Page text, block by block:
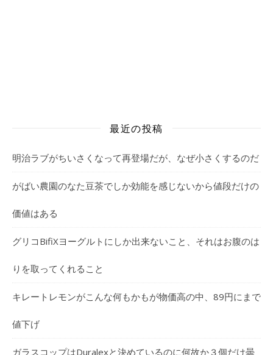
最近の投稿
明治ラブがちいさくなって再登場だが、なぜ小さくするのだ
がばい農園のなた豆茶でしか効能を感じないから値段だけの
価値はある
グリコBifiXヨーグルトにしか出来ないこと、それはお腹のは
りを取ってくれること
キレートレモンがこんな何もかもが物価高の中、89円にまで
値下げ
ガラスコップはDuralexと決めているのに何故か３個だけ曇